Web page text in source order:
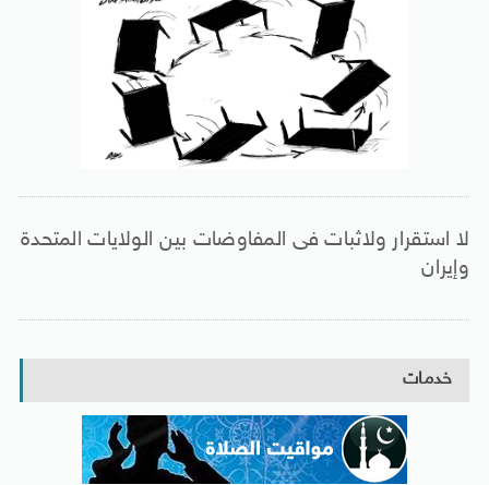
لا استقرار ولاثبات فى المفاوضات بين الولايات المتحدة
وإيران
خدمات